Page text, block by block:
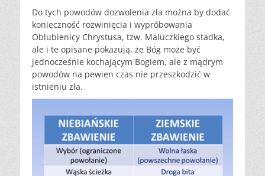
Do tych powodów dozwolenia zła można by dodać
konieczność rozwinięcia i wypróbowania
Oblubienicy Chrystusa, tzw. Maluczkiego stadka,
ale i te opisane pokazują, że Bóg może być
jednocześnie kochającym Bogiem, ale z mądrym
powodów na pewien czas nie przeszkodzić w
istnieniu zła.